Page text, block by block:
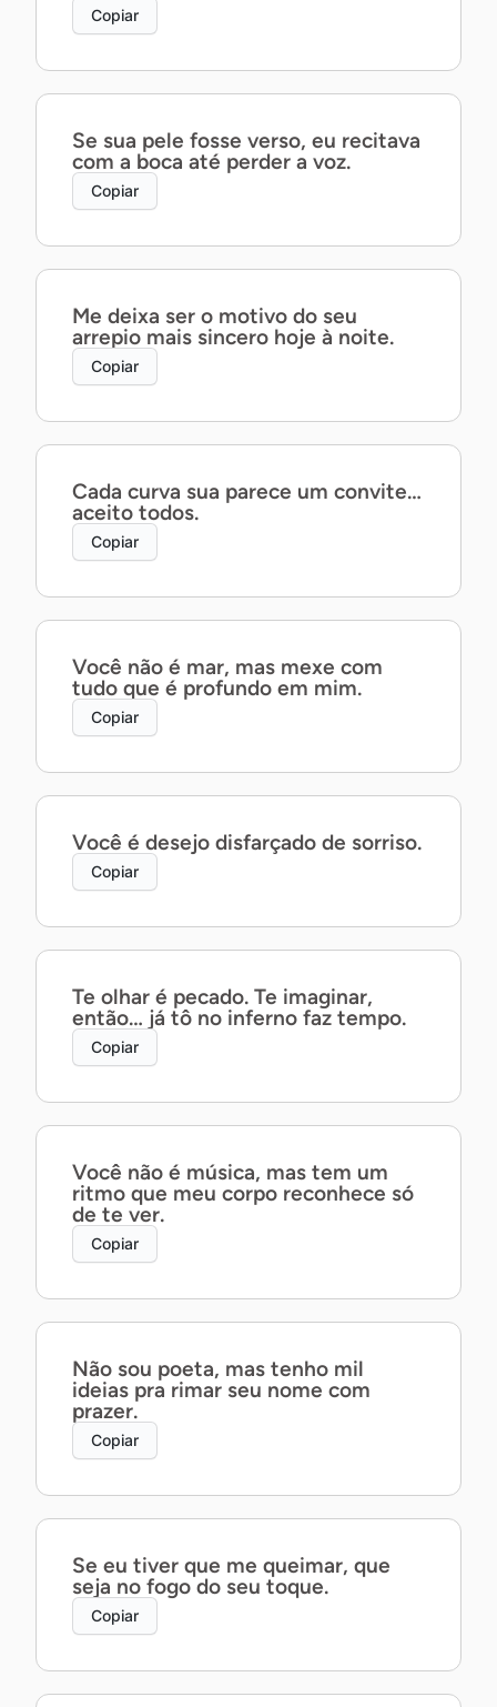
Copiar
Se sua pele fosse verso, eu recitava
com a boca até perder a voz.
Copiar
Me deixa ser o motivo do seu
arrepio mais sincero hoje à noite.
Copiar
Cada curva sua parece um convite…
aceito todos.
Copiar
Você não é mar, mas mexe com
tudo que é profundo em mim.
Copiar
Você é desejo disfarçado de sorriso.
Copiar
Te olhar é pecado. Te imaginar,
então… já tô no inferno faz tempo.
Copiar
Você não é música, mas tem um
ritmo que meu corpo reconhece só
de te ver.
Copiar
Não sou poeta, mas tenho mil
ideias pra rimar seu nome com
prazer.
Copiar
Se eu tiver que me queimar, que
seja no fogo do seu toque.
Copiar